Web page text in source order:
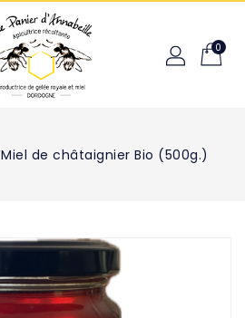
0
Miel de châtaignier Bio (500g.)